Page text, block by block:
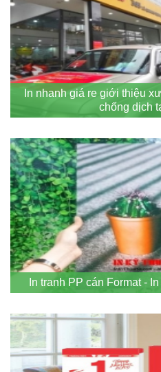
In nhanh giá re giới thiệu
chống dịch
In tranh PP cán Format -